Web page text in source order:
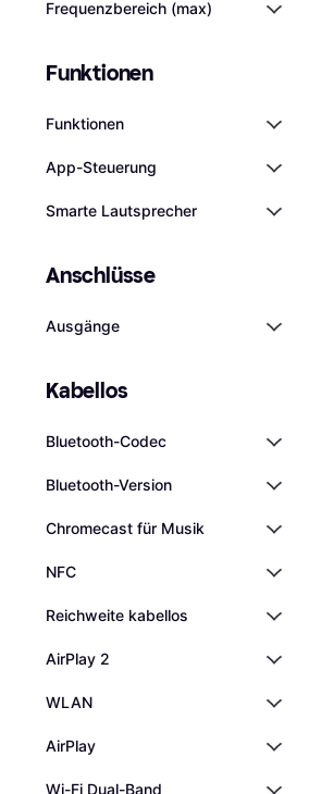
Frequenzbereich (max)
Funktionen
Funktionen
App-Steuerung
Smarte Lautsprecher
Anschlüsse
Ausgänge
Kabellos
Bluetooth-Codec
Bluetooth-Version
Chromecast für Musik
NFC
Reichweite kabellos
AirPlay 2
WLAN
AirPlay
Wi-Fi Dual-Band